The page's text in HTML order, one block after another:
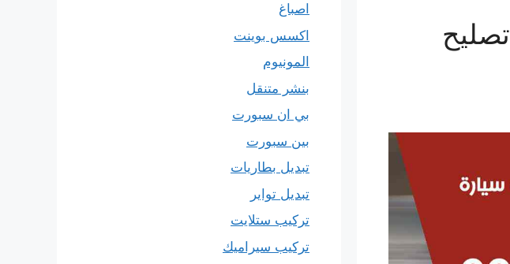
كراج ميكانيكي سيارة ماليبو 69622745 تصليح
اصباغ
اكسس بوينت
المونيوم
بنشر متنقل
بي ان سبورت
بين سبورت
تبديل بطاريات
تبديل تواير
تركيب ستلايت
تركيب سيراميك